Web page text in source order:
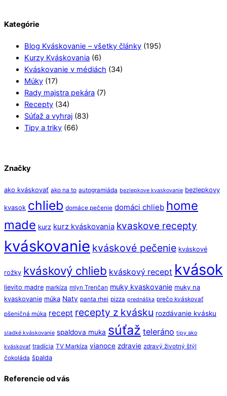
Kategórie
Blog Kváskovanie – všetky články (195)
Kurzy Kváskovania (6)
Kváskovanie v médiách (34)
Múky (17)
Rady majstra pekára (7)
Recepty (34)
Súťaž a vyhraj (83)
Tipy a triky (66)
Značky
ako kváskovať ako na to autogramiáda bezlepkove kvaskovanie bezlepkovy
kvasok chlieb domáce pečenie domáci chlieb home
made kurz kurz kváskovania kvaskove recepty
kváskovanie kváskové pečenie kváskové
rožky kváskový chlieb kváskový recept kvások
lievito madre markíza mlyn Trenčan muky kvaskovanie muky na
kvaskovanie múka Naty panta rhei pizza prednáška prečo kváskovať
pšeničná múka recept recepty z kvásku rozdávanie kvásku
sladké kváskovanie spaldova muka súťaž teleráno tipy ako
kváskovať tradícia TV Markíza vianoce zdravie zdravý životný štýl
čokoláda špalda
Referencie od vás